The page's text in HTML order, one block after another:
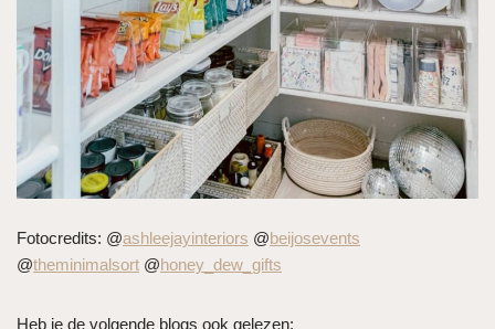
Fotocredits: @ashleejayinteriors @beijosevents
@theminimalsort @honey_dew_gifts
Heb je de volgende blogs ook gelezen: